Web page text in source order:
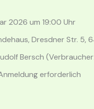
2026 um 19:00 Uhr
Dresdner Str. 5,
Bersch
erforderlich